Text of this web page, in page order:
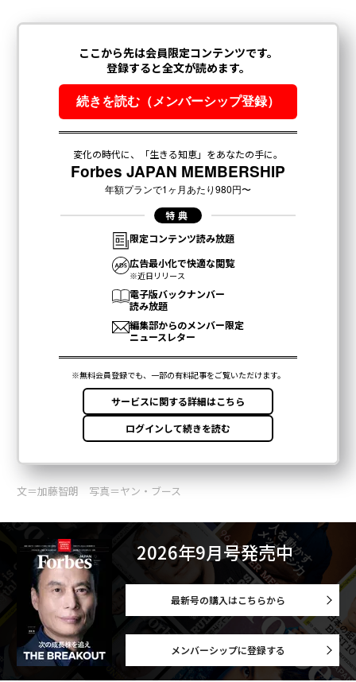
文＝加藤智朗 写真＝ヤン・ブース
2026年9月号発売中
最新号の購入はこちらから
メンバーシップに登録する